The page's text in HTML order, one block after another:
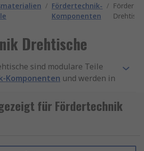
/ Fördertechnik-
Komponenten
/
Drehtische
sind modulare Teile
Komponenten und werden in
sowie in Vertriebszentren
dort eingesetzt werden,
an einer
ihrer Arbeit unterstützen und
für Fördertechnik